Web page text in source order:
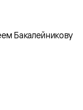
Бакалейникову